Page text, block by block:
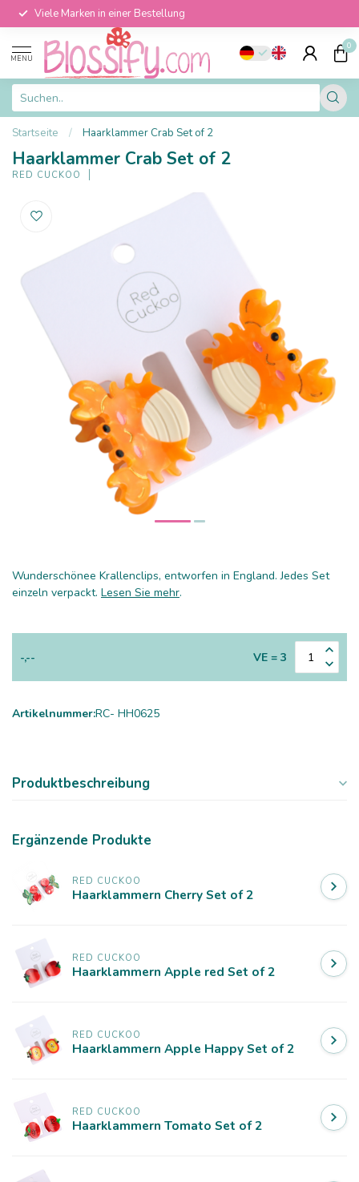
Viele Marken in einer Bestellung
MENU
0
Startseite / Haarklammer Crab Set of 2
Haarklammer Crab Set of 2
RED CUCKOO
Wunderschönee Krallenclips, entworfen in England. Jedes Set
einzeln verpackt. Lesen Sie mehr.
-,-- VE = 3
Artikelnummer:RC- HH0625
Produktbeschreibung
Ergänzende Produkte
RED CUCKOO
Haarklammern Cherry Set of 2
RED CUCKOO
Haarklammern Apple red Set of 2
RED CUCKOO
Haarklammern Apple Happy Set of 2
RED CUCKOO
Haarklammern Tomato Set of 2